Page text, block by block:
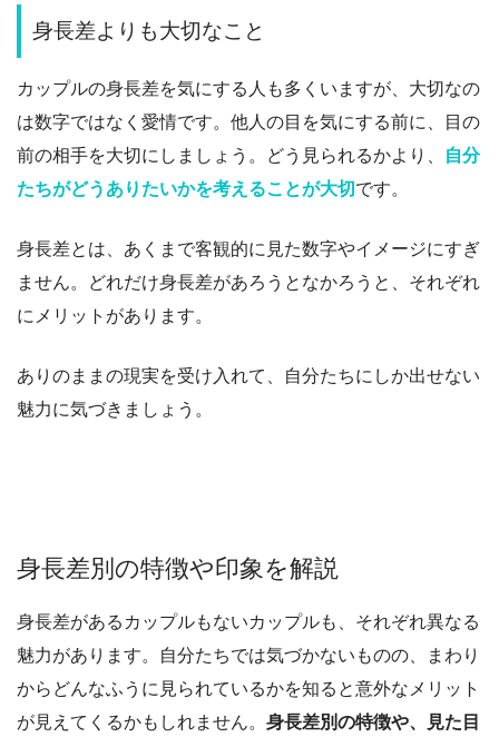
身長差よりも大切なこと
カップルの身長差を気にする人も多くいますが、大切なの
は数字ではなく愛情です。他人の目を気にする前に、目の
前の相手を大切にしましょう。どう見られるかより、
自分
たちがどうありたいかを考えることが大切です。
身長差とは、あくまで客観的に見た数字やイメージにすぎ
ません。どれだけ身長差があろうとなかろうと、それぞれ
にメリットがあります。
ありのままの現実を受け入れて、自分たちにしか出せない
魅力に気づきましょう。
身長差別の特徴や印象を解説
身長差があるカップルもないカップルも、それぞれ異なる
魅力があります。自分たちでは気づかないものの、まわり
からどんなふうに見られているかを知ると意外なメリット
が見えてくるかもしれません。 身長差別の特徴や、見た目